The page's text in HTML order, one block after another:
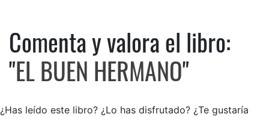
Comenta y valora el libro: EL
Comenta y valora el libro:
"EL BUEN HERMANO"
¿Has leído este libro? ¿Lo has disfrutado? ¿Te gustaría